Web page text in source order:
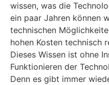
wissen, was die
ein paar Jahren können
technischen
hohen Kosten technisch
Dieses Wissen ist ohne
Funktionieren der
Denn es gibt immer